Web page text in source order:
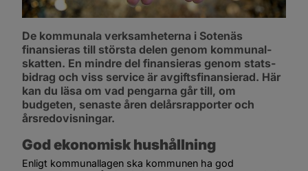
De kommunala verksamheterna i Sotenäs
finansieras till största delen genom kommunal­
skatten. En mindre del finansieras genom stats­
bidrag och viss service är avgifts­finansierad. Här
kan du läsa om vad pengarna går till, om
budgeten, senaste åren delårsrapporter och
årsredovisningar.
God ekonomisk hushållning
Enligt kommunal­­lagen ska kommunen ha god